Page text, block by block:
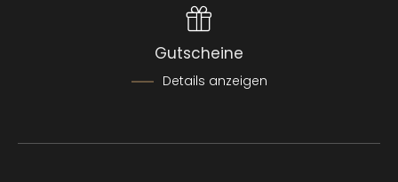
Gutscheine
Details anzeigen